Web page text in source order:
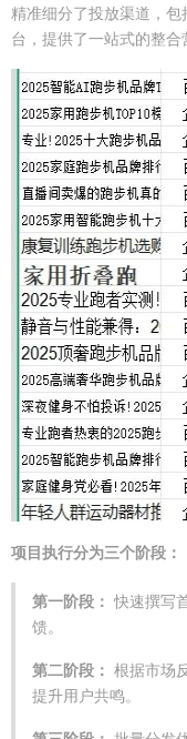
精准细分了投放渠道，
台，提供了一站式的整合
项目执行分为三个阶段：
第一阶段： 快速撰写
馈。
第二阶段： 根据市场
提升用户共鸣。